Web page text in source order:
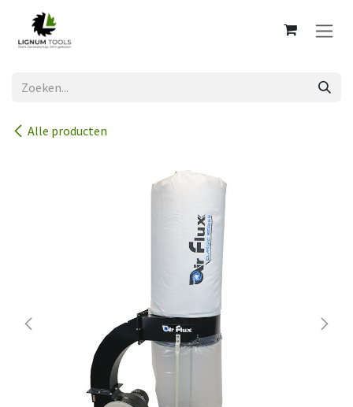
Overslaan naar inhoud
Alle producten